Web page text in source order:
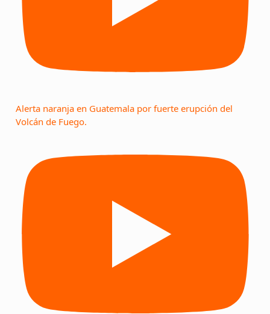
Alerta naranja en Guatemala por fuerte erupción del
Volcán de Fuego.